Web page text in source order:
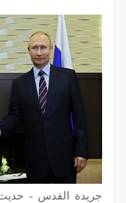
جريدة القدس -